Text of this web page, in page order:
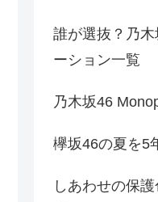
誰が選抜？乃
ーション一覧
乃木坂46
欅坂46の夏を5
しあわせの保